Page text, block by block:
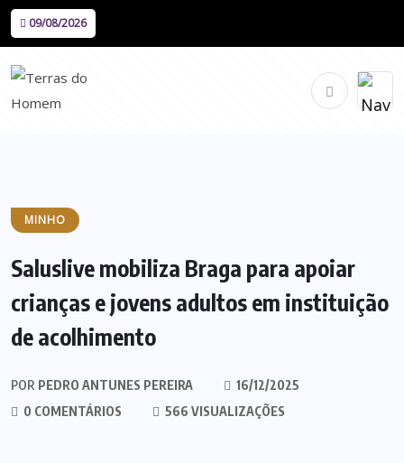
09/08/2026
MINHO
Saluslive mobiliza Braga para apoiar
crianças e jovens adultos em instituição
de acolhimento
POR PEDRO ANTUNES PEREIRA
16/12/2025
0 COMENTÁRIOS
566 VISUALIZAÇÕES